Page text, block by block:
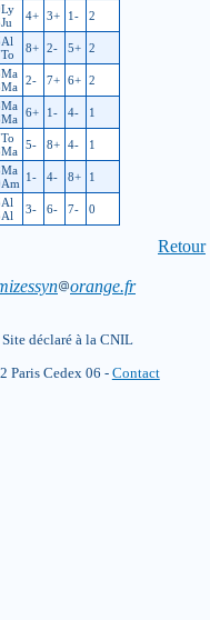
4+ 3+ 1- 2
8+ 2- 5+ 2
2- 7+ 6+ 2
6+ 1- 4- 1
5- 8+ 4- 1
1- 4- 8+ 1
3- 6- 7- 0
Retour
orange.fr
déclaré à la CNIL
Paris Cedex 06 - Contact